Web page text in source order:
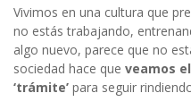
Vivimos en una cultura que
no estás trabajando,
algo nuevo, parece que no
sociedad hace que veamos
‘trámite’ para seguir